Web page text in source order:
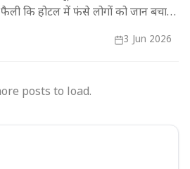
कि होटल में फंसे लोगों को जान बचाने
3 Jun 2026
posts to load.